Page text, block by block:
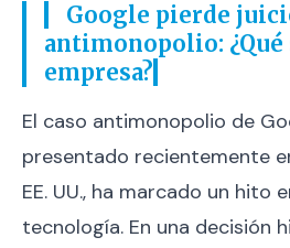
Google pierde
antimonopolio: ¿Qué
empresa?
El caso antimonopolio de
presentado recientemente
EE. UU., ha marcado un hito
tecnología. En una decisión